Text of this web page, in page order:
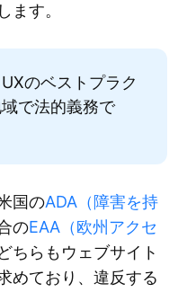
ます。
のベストプラク
で法的義務で
国のADA（障害を持
のEAA（欧州アクセ
ちらもウェブサイト
めており、違反する